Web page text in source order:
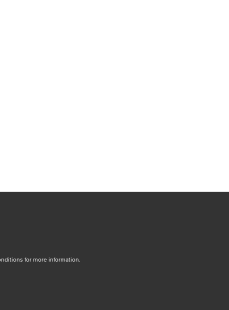
tabfor more information.